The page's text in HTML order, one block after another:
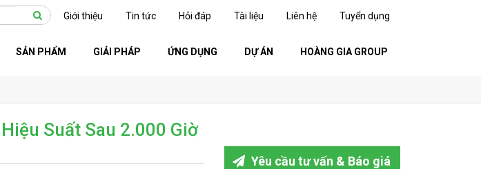
Giới thiệu Tin tức Hỏi đáp Tài liệu Liên hệ Tuyển dụng
SẢN PHẨM GIẢI PHÁP ỨNG DỤNG DỰ ÁN HOÀNG GIA GROUP
Suất Sau 2.000 Giờ
Yêu cầu tư vấn & Báo giá